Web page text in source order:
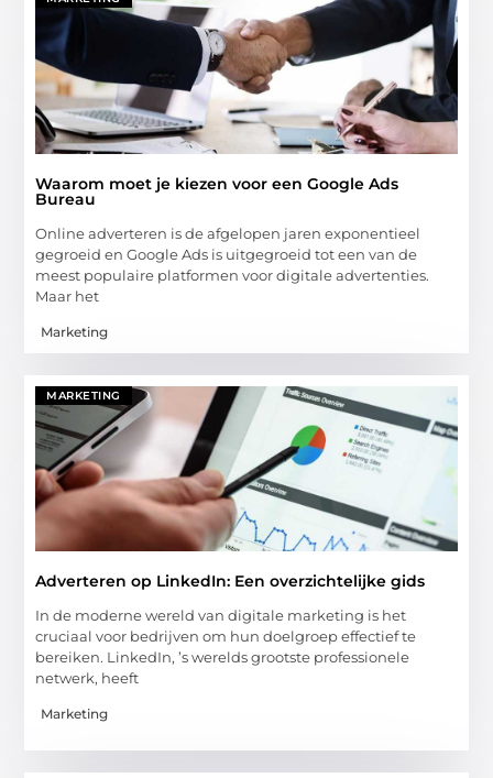
Waarom moet je kiezen voor een Google Ads
Bureau
Online adverteren is de afgelopen jaren exponentieel
gegroeid en Google Ads is uitgegroeid tot een van de
meest populaire platformen voor digitale advertenties.
Maar het
Marketing
MARKETING
Adverteren op LinkedIn: Een overzichtelijke gids
In de moderne wereld van digitale marketing is het
cruciaal voor bedrijven om hun doelgroep effectief te
bereiken. LinkedIn, ’s werelds grootste professionele
netwerk, heeft
Marketing